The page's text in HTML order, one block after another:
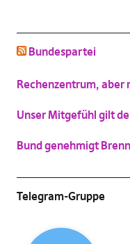
(
Bundespartei
Rechenzentrum, aber
Unser Mitgefühl gilt
Bund genehmigt
Telegram-Gruppe